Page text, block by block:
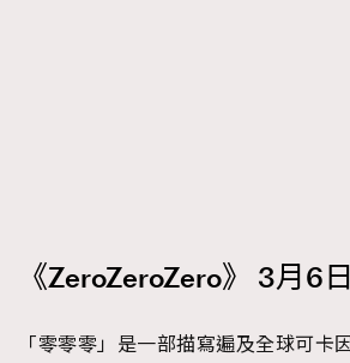
《ZeroZeroZero》 3月6
「零零零」是一部描寫遍及全球可卡